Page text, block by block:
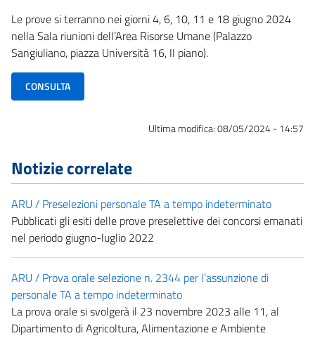
Le prove si terranno nei giorni 4, 6, 10, 11 e 18 giugno 2024
nella Sala riunioni dell’Area Risorse Umane (Palazzo
Sangiuliano, piazza Università 16, II piano).
CONSULTA
Ultima modifica:08/05/2024 - 14:57
Notizie correlate
ARU / Preselezioni personale TA a tempo indeterminato
Pubblicati gli esiti delle prove preselettive dei concorsi emanati
nel periodo giugno-luglio 2022
ARU / Prova orale selezione n. 2344 per l’assunzione di
personale TA a tempo indeterminato
La prova orale si svolgerà il 23 novembre 2023 alle 11, al
Dipartimento di Agricoltura, Alimentazione e Ambiente